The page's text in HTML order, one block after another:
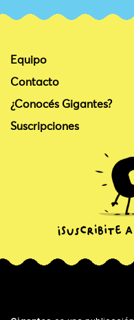
Equipo
Contacto
¿Conocés Gigantes?
Suscripciones